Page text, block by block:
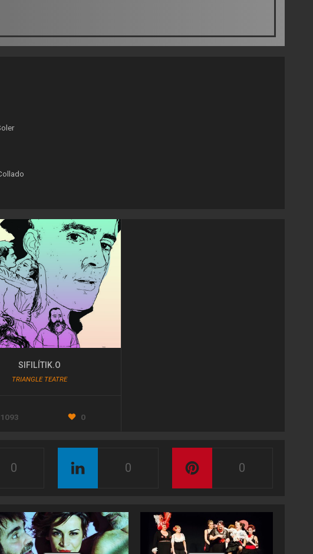
SIFILÍTIK.O
TRIANGLE TEATRE
1093 0
0 0 0